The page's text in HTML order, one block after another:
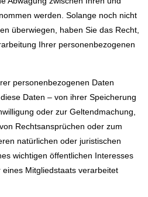
werden. Solange noch nicht
überwiegen, haben Sie das Recht,
Ihrer personenbezogenen
personenbezogenen Daten
Daten – von ihrer Speicherung
oder zur Geltendmachung,
Rechtsansprüchen oder zum
natürlichen oder juristischen
wichtigen öffentlichen Interesses
Mitgliedstaats verarbeitet